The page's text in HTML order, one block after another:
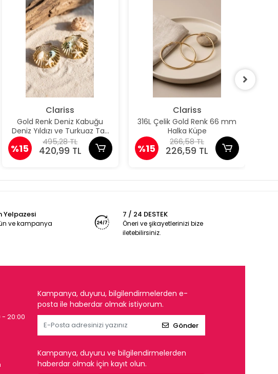
Clariss
Gold Renk Deniz Kabuğu
Deniz Yıldızı ve Turkuaz Taş
Detaylı Küpe
%15
495,28 TL
420,99 TL
Clariss
316L Çelik Gold Renk 66 mm
Halka Küpe
%15
266,58 TL
226,59 TL
Yelpazesi
ve kampanya
7 / 24 DESTEK
Öneri ve şikayetlerinizi bize
iletebilirsiniz.
- 20:00
Kampanya, duyuru, bilgilendirmelerden e-
posta ile haberdar olmak istiyorum.
Gönder
Kampanya, duyuru ve bilgilendirmelerden
haberdar olmak için kayıt olun.